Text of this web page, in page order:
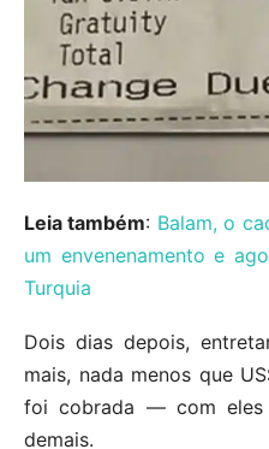
Leia também: Balam, o
um envenenamento e
Turquia
Dois dias depois,
mais, nada menos que
foi cobrada — com eles
demais.